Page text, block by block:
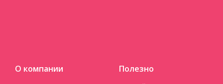
О компании Полезно